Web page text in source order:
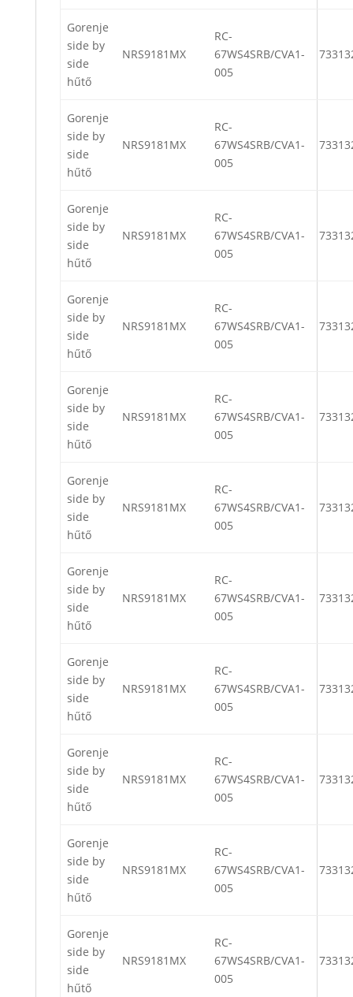
Gorenje
side by
side
hűtő
NRS9181MX
RC-
67WS4SRB/CVA1-
005
Gorenje
side by
side
hűtő
NRS9181MX
RC-
67WS4SRB/CVA1-
005
Gorenje
side by
side
hűtő
NRS9181MX
RC-
67WS4SRB/CVA1-
005
Gorenje
side by
side
hűtő
NRS9181MX
RC-
67WS4SRB/CVA1-
005
Gorenje
side by
side
hűtő
NRS9181MX
RC-
67WS4SRB/CVA1-
005
Gorenje
side by
side
hűtő
NRS9181MX
RC-
67WS4SRB/CVA1-
005
Gorenje
side by
side
hűtő
NRS9181MX
RC-
67WS4SRB/CVA1-
005
Gorenje
side by
side
hűtő
NRS9181MX
RC-
67WS4SRB/CVA1-
005
Gorenje
side by
side
hűtő
NRS9181MX
RC-
67WS4SRB/CVA1-
005
Gorenje
side by
side
hűtő
NRS9181MX
RC-
67WS4SRB/CVA1-
005
Gorenje
side by
side
hűtő
NRS9181MX
RC-
67WS4SRB/CVA1-
005